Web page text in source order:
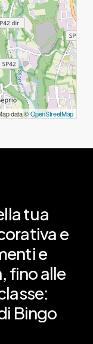
data ©OpenStreetMap
tua
e
e
finoalle
Bingo